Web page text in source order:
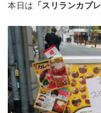
本日は 「スリランカプ